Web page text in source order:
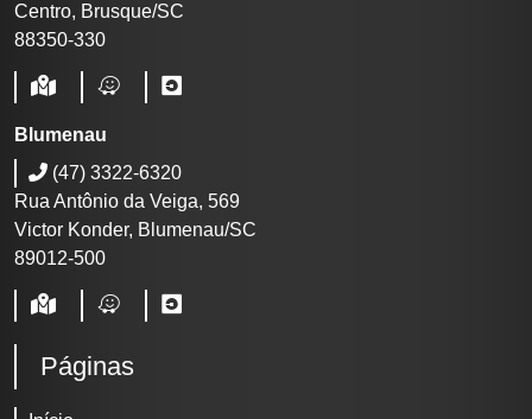
Centro, Brusque/SC
88350-330
Blumenau
(47) 3322-6320
Rua Antônio da Veiga, 569
Victor Konder, Blumenau/SC
89012-500
Páginas